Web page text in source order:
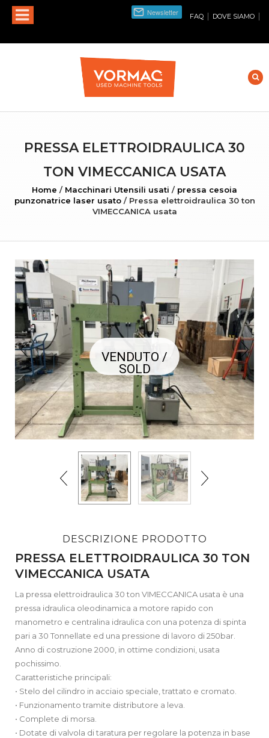
FAQ | DOVE SIAMO |
PRESSA ELETTROIDRAULICA 30
TON VIMECCANICA USATA
Home / Macchinari Utensili usati / pressa cesoia
punzonatrice laser usato /Pressa elettroidraulica 30 ton
VIMECCANICA usata
VENDUTO /
SOLD
DESCRIZIONE PRODOTTO
PRESSA ELETTROIDRAULICA 30 TON
VIMECCANICA USATA
La pressa elettroidraulica 30 ton VIMECCANICA usata è una
pressa idraulica oleodinamica a motore rapido con
manometro e centralina idraulica con una potenza di spinta
pari a 30 Tonnellate ed una pressione di lavoro di 250bar.
Anno di costruzione 2000, in ottime condizioni, usata
pochissimo.
Caratteristiche principali:
• Stelo del cilindro in acciaio speciale, trattato e cromato.
• Funzionamento tramite distributore a leva.
• Complete di morsa.
• Dotate di valvola di taratura per regolare la potenza in base